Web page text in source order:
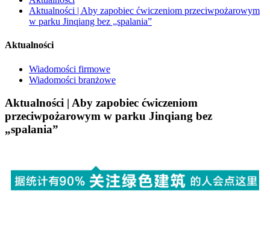
Aktualności | Aby zapobiec ćwiczeniom przeciwpożarowym
w parku Jinqiang bez „spalania”
Aktualności
Wiadomości firmowe
Wiadomości branżowe
Aktualności | Aby zapobiec ćwiczeniom
przeciwpożarowym w parku Jinqiang bez
„spalania”